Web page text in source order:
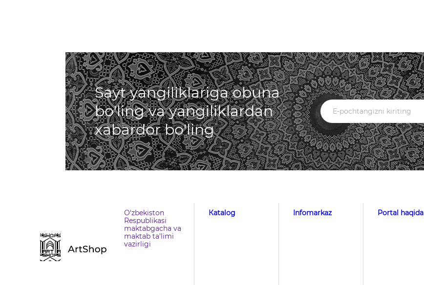
Sayt yangiliklariga obuna
bo'ling va yangiliklardan
xabardor bo'ling
O‘zbekiston
Respublikasi
maktabgacha va
maktab ta'limi
vazirligi
Кatalog Infomarkaz Portal haqida